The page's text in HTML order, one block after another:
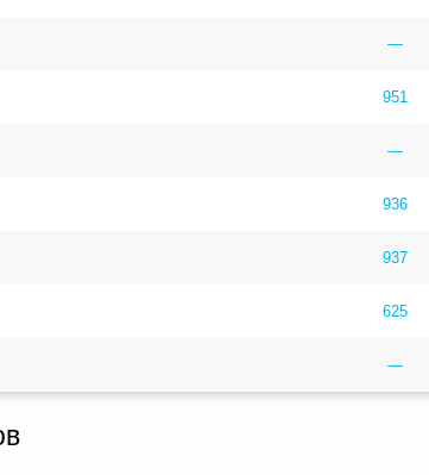
—
951
—
936
937
625
—